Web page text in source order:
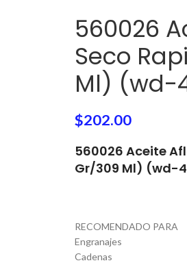
560026
Seco
Ml) (wd-
$202.00
560026 Aceite
Gr/309 Ml) (wd-
RECOMENDADO PARA
Engranajes
Cadenas